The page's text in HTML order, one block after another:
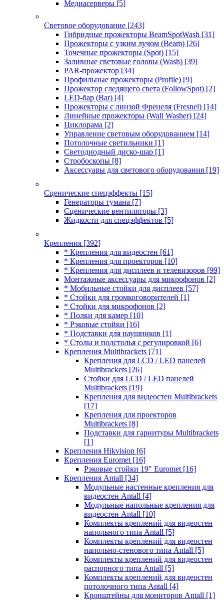
Медиасерверы [5]
Световое оборудование [243]
Гибридные прожекторы BeamSpotWash [31]
Прожекторы с узким лучом (Beam) [26]
Точечные прожекторы (Spot) [15]
Заливные световые головы (Wash) [39]
PAR-прожектор [34]
Профильные прожекторы (Profile) [9]
Прожектор следящего света (FollowSpot) [2]
LED-бар (Bar) [4]
Прожекторы с линзой Френеля (Fresnel) [14]
Линейные прожекторы (Wall Washer) [24]
Циклорама [2]
Управление световым оборудованием [14]
Потолочные светильники [1]
Светодиодный диско-шар [1]
Стробоскопы [8]
Аксессуары для светового оборудования [19]
Сценические спецэффекты [15]
Генераторы тумана [7]
Сценические вентиляторы [3]
Жидкости для спецэффектов [5]
Крепления [392]
* Крепления для видеостен [61]
* Крепления для проекторов [10]
* Крепления для дисплеев и телевизоров [99]
Монтажные аксессуары для микрофонов [2]
* Мобильные стойки для дисплеев [57]
* Стойки для громкоговорителей [1]
* Стойки для микрофонов [2]
* Полки для камер [10]
* Рэковые стойки [16]
* Подставки для наушников [1]
* Столы и подстолья с регулировкой [6]
Крепления Multibrackets [71]
Крепления для LCD / LED панелей
Multibrackets [26]
Стойки для LCD / LED панелей
Multibrackets [19]
Крепления для видеостен Multibrackets
[17]
Крепления для проекторов
Multibrackets [8]
Подставки для гарнитуры Multibrackets
[1]
Крепления Hikvision [6]
Крепления Euromet [16]
Рэковые стойки 19" Euromet [16]
Крепления Antall [34]
Модульные настенные крепления для
видеостен Antall [4]
Модульные напольные крепления для
видеостен Antall [10]
Комплекты креплений для видеостен
напольного типа Antall [5]
Комплекты креплений для видеостен
напольно-стенового типа Antall [5]
Комплекты креплений для видеостен
распорного типа Antall [5]
Комплекты креплений для видеостен
потолочного типа Antall [4]
Кронштейны для мониторов Antall [1]